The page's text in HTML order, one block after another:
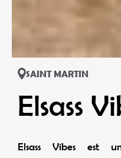
SAINT MARTIN
Elsass
Elsass Vibes est